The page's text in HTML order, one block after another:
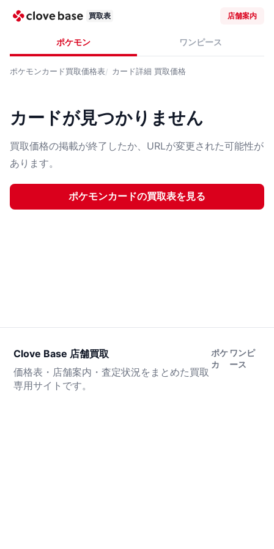
買取表 店舗案内
ポケモン ワンピース
ポケモンカード買取価格表 カード詳細 買取価格
カードが見つかりません
買取価格の掲載が終了したか、URLが変更された可能性が
あります。
ポケモンカードの買取表を見る
Clove Base 店舗買取
価格表・店舗案内・査定状況をまとめた買取
専用サイトです。
ポケ
カ
ワンピ
ース